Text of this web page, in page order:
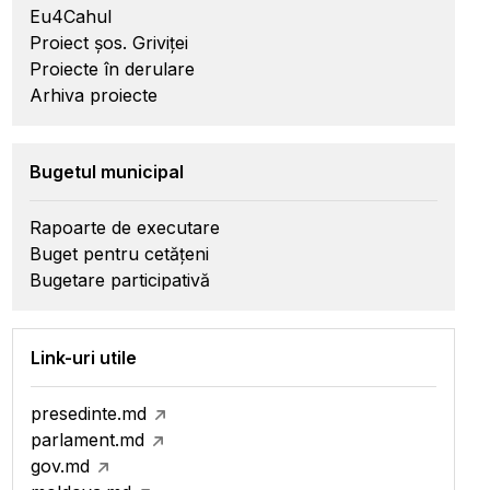
Eu4Cahul
Proiect șos. Griviței
Proiecte în derulare
Arhiva proiecte
Bugetul municipal
Rapoarte de executare
Buget pentru cetățeni
Bugetare participativă
Link-uri utile
presedinte.md
parlament.md
gov.md